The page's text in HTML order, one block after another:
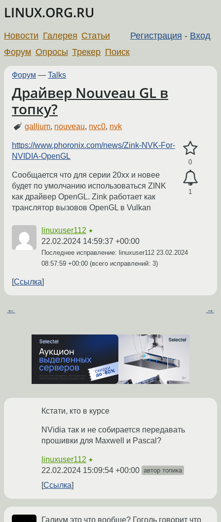
LINUX.ORG.RU
Регистрация - Вход
Новости Галерея Статьи
Форум Опросы Трекер Поиск
Форум — Talks
Драйвер Nouveau GL в
топку?
gallium, nouveau, nvc0, nvk
0
1
https://www.phoronix.com/news/Zink-NVK-For-
NVIDIA-OpenGL
Сообщается что для серии 20хх и новее
будет по умолчанию использоваться ZINK
как драйвер OpenGL. Zink работает как
транслятор вызовов OpenGL в Vulkan
linuxuser112 ★
22.02.2024 14:59:37 +00:00
Последнее исправление: linuxuser112 23.02.2024
08:57:59 +00:00 (всего исправлений: 3)
Ссылка
← →
Кстати, кто в курсе
NVidia так и не собирается передавать
прошивки для Maxwell и Pascal?
linuxuser112 ★
22.02.2024 15:09:54 +00:00 автор топика
Ссылка
Галиум это что вообще? Гоголь говорит что